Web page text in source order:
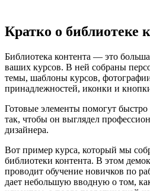
Кратко о библиотеке
Библиотека контента — это
ваших курсов. В ней собраны
темы, шаблоны курсов,
принадлежностей, иконки и
Готовые элементы помогут быстро
так, чтобы он выглядел
дизайнера.
Вот пример курса, который мы
библиотеки контента. В этом
проводит обучение новичков по
дает небольшую вводную о том,